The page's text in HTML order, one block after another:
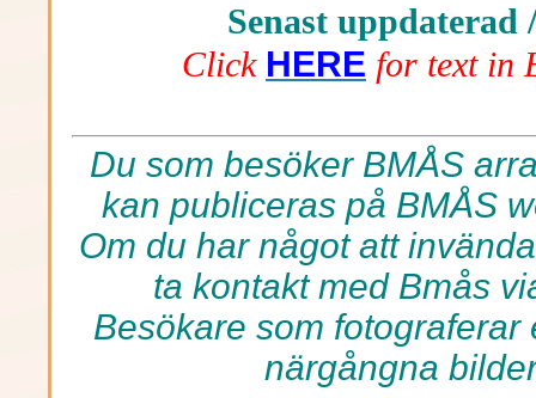
Senast
Click HERE for text in
Du som besöker BMÅS
kan publiceras på BMÅS
Om du har något att
ta kontakt med Bmås
Besökare som
närgångna